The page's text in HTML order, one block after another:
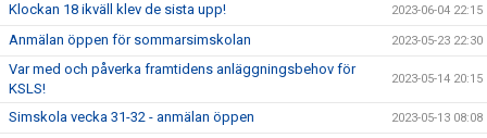
Klockan 18 ikväll klev de sista upp! 2023-06-04 22:15
Anmälan öppen för sommarsimskolan 2023-05-23 22:30
Var med och påverka framtidens anläggningsbehov för
KSLS!
2023-05-14 20:15
Simskola vecka 31-32 - anmälan öppen 2023-05-13 08:08